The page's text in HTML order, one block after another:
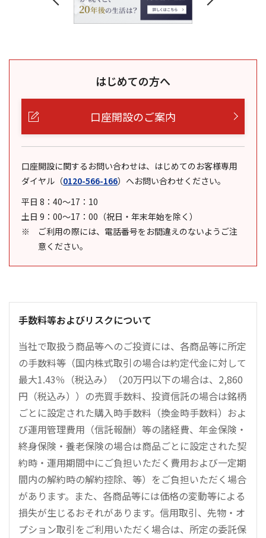
はじめての方へ
口座開設のご案内
口座開設に関するお問い合わせは、はじめてのお客様専用
ダイヤル （0120-566-166） へお問い合わせください。
平日 8：40～17：10
土日 9：00～17：00（祝日・年末年始を除く）
ご利用の際には、電話番号をお間違えのないようご注
意ください。
手数料等およびリスクについて
当社で取扱う商品等へのご投資には、各商品等に所定
の手数料等（国内株式取引の場合は約定代金に対して
最大1.43％（税込み）（20万円以下の場合は、2,860
円（税込み））の売買手数料、投資信託の場合は銘柄
ごとに設定された購入時手数料（換金時手数料）およ
び運用管理費用（信託報酬）等の諸経費、年金保険・
終身保険・養老保険の場合は商品ごとに設定された契
約時・運用期間中にご負担いただく費用および一定期
間内の解約時の解約控除、等）をご負担いただく場合
があります。また、各商品等には価格の変動等による
損失が生じるおそれがあります。信用取引、先物・オ
プション取引をご利用いただく場合は、所定の委託保